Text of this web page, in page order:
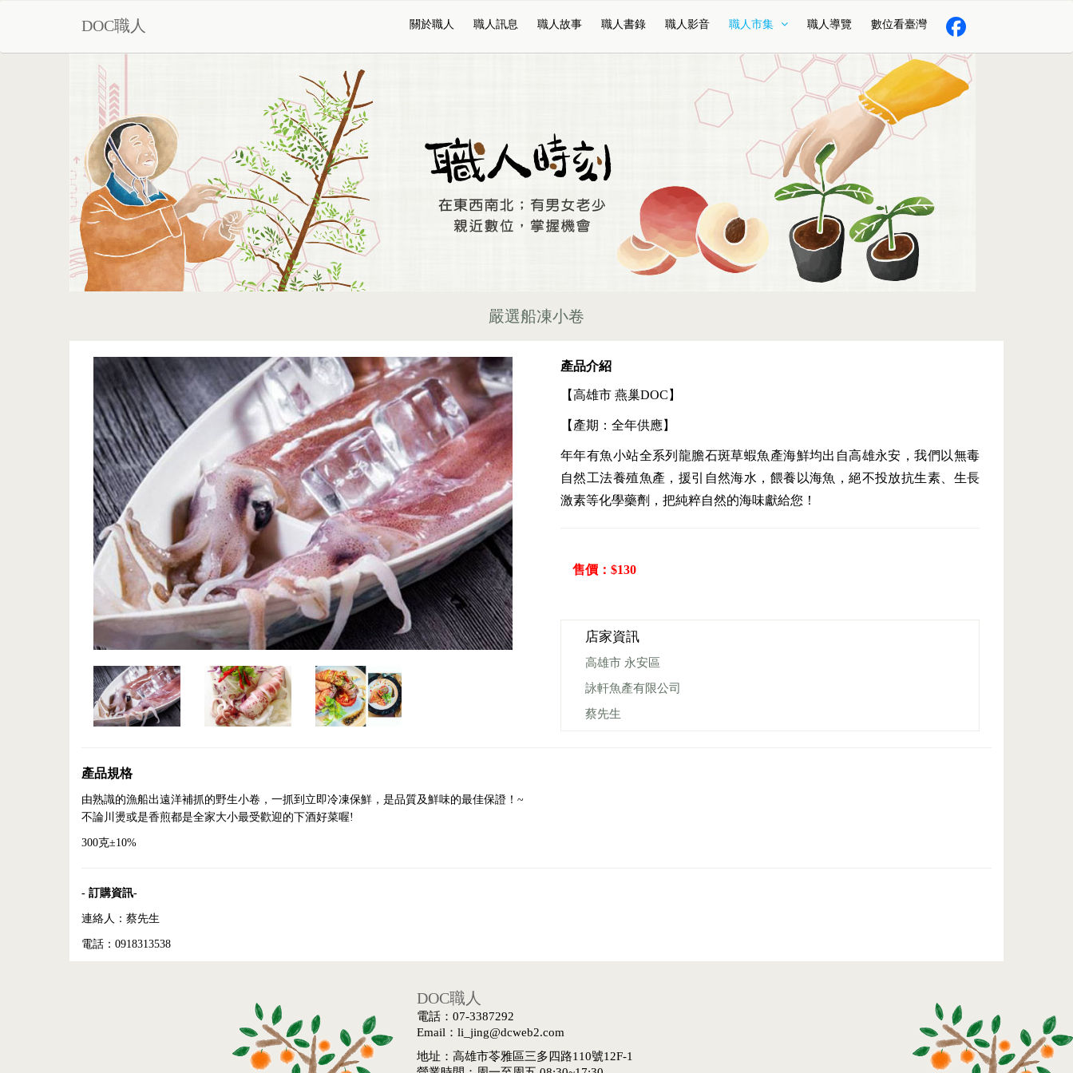
DOC職人 關於職人 職人訊息 職人故事 職人書錄 職人影音 職人市集 職人導覽 數位看臺灣
嚴選船凍小卷
產品介紹
【高雄市 燕巢DOC】
【產期：全年供應】
年年有魚小站全系列龍膽石斑草蝦魚產海鮮均出自高雄永安，我們以無毒
自然工法養殖魚產，援引自然海水，餵養以海魚，絕不投放抗生素、生長
激素等化學藥劑，把純粹自然的海味獻給您！
售價：$130
店家資訊
高雄市 永安區
詠軒魚產有限公司
蔡先生
產品規格
由熟識的漁船出遠洋補抓的野生小卷，一抓到立即冷凍保鮮，是品質及鮮味的最佳保證！~
不論川燙或是香煎都是全家大小最受歡迎的下酒好菜喔!
300克±10%
- 訂購資訊-
連絡人：蔡先生
電話：0918313538
DOC職人
電話：07-3387292
Email：li_jing@dcweb2.com
地址：高雄市苓雅區三多四路110號12F-1